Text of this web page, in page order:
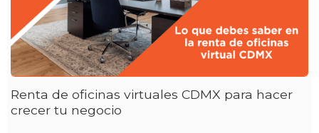
Renta de oficinas virtuales CDMX para hacer
crecer tu negocio